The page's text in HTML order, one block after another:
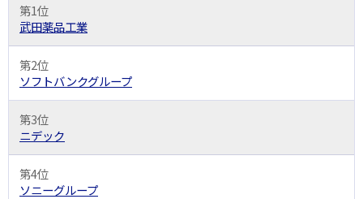
第1位
武田薬品工業
第2位
ソフトバンクグループ
第3位
ニデック
第4位
ソニーグループ